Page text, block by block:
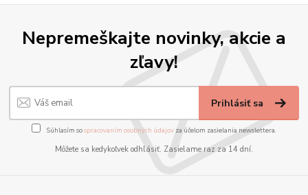
Nepremeškajte novinky, akcie a
zľavy!
Prihlásiť sa
Súhlasím sospracovaním osobných údajov za účelom zasielania newslettera.
Môžete sa kedykoľvek odhlásiť. Zasielame raz za 14 dní.